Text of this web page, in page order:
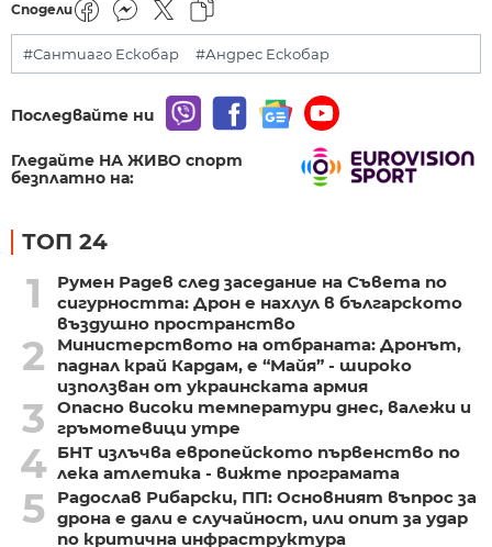
Сподели
#Сантиаго Ескобар #Андрес Ескобар
Последвайте ни
Гледайте НА ЖИВО спорт
безплатно на:
ТОП 24
1
Румен Радев след заседание на Съвета по
сигурността: Дрон е нахлул в българското
въздушно пространство
2
Министерството на отбраната: Дронът,
паднал край Кардам, е “Майя” - широко
използван от украинската армия
3
Опасно високи температури днес, валежи и
гръмотевици утре
4 БНТ излъчва европейското първенство по
лека атлетика - вижте програмата
5
Радослав Рибарски, ПП: Основният въпрос за
дрона е дали е случайност, или опит за удар
по критична инфраструктура